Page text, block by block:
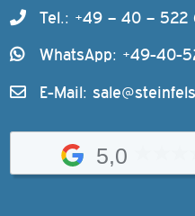
Tel.: +49 – 40 – 522
WhatsApp: +49-40-
E-Mail:
5,0